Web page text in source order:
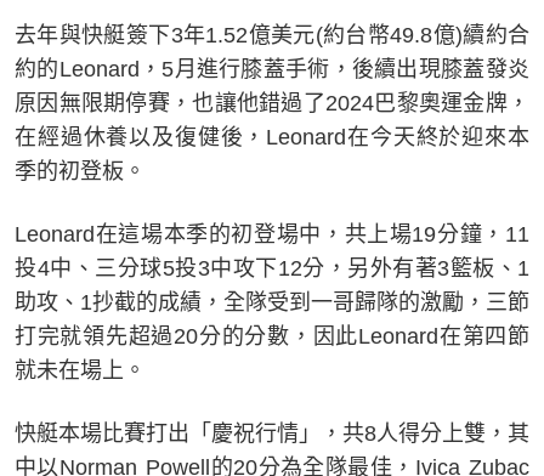
去年與快艇簽下3年1.52億美元(約台幣49.8億)續約合
約的Leonard，5月進行膝蓋手術，後續出現膝蓋發炎
原因無限期停賽，也讓他錯過了2024巴黎奧運金牌，
在經過休養以及復健後，Leonard在今天終於迎來本
季的初登板。
Leonard在這場本季的初登場中，共上場19分鐘，11
投4中、三分球5投3中攻下12分，另外有著3籃板、1
助攻、1抄截的成績，全隊受到一哥歸隊的激勵，三節
打完就領先超過20分的分數，因此Leonard在第四節
就未在場上。
快艇本場比賽打出「慶祝行情」，共8人得分上雙，其
中以Norman Powell的20分為全隊最佳，Ivica Zubac